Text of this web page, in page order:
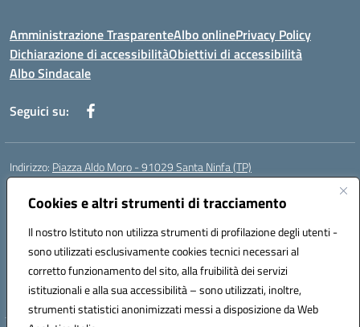
Cookies e altri strumenti di tracciamento
Il nostro Istituto non utilizza strumenti di profilazione degli utenti -
sono utilizzati esclusivamente cookies tecnici necessari al
corretto funzionamento del sito, alla fruibilità dei servizi
istituzionali e alla sua accessibilità – sono utilizzati, inoltre,
strumenti statistici anonimizzati messi a disposizione da Web
Amministrazione TrasparenteAlbo onlinePrivacy Policy
Dichiarazione di accessibilitàObiettivi di accessibilità
Albo Sindacale
Seguici su:
Indirizzo: Piazza Aldo Moro - 91029 Santa Ninfa (TP)
Centralino:
Posta elettronica certificata (PEC):tpic807004@pec.istruzione.it
Codice fiscale: 81002070811
Codice meccanografico:TPIC807004
Codice Indice delle Pubbliche Amministrazioni (IPA): istsc_tpic807004
Codice unico di fatturazione (CUF): UFLMAN